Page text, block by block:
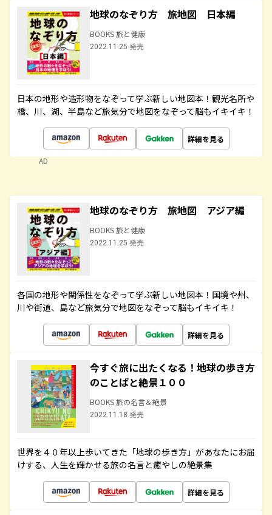
地球のなぞり方 旅地図 日本編
BOOKS 旅と健康
2022.11.25 発売
日本の地形や造形物をなぞって学ぶ新しい地図本！観光名所や
橋、川、湖、半島など旅気分で地図をなぞって脳もイキイキ！
詳細を見る
AD
地球のなぞり方 旅地図 アジア編
BOOKS 旅と健康
2022.11.25 発売
各国の地形や関係性をなぞって学ぶ新しい地図本！国境や州、
川や街道、島など旅気分で地図をなぞって脳もイキイキ！
詳細を見る
今すぐ旅に出たくなる！地球の歩き方
のことばと絶景１００
BOOKS 旅の名言＆絶景
2022.11.18 発売
世界を４０年以上歩いてきた「地球の歩き方」があなたにお届
けする、人生を輝かせる旅の名言と癒やしの絶景集
詳細を見る